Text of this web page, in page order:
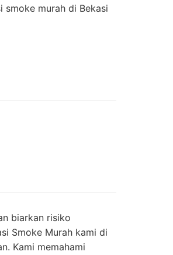
smoke murah di Bekasi
biarkan risiko
Smoke Murah kami di
Kami memahami